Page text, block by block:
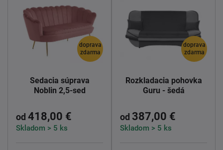
doprava
zdarma
Sedacia súprava
Noblin 2,5-sed
od 418,00 €
Skladom > 5 ks
doprava
zdarma
Rozkladacia pohovka
Guru - šedá
od 387,00 €
Skladom > 5 ks